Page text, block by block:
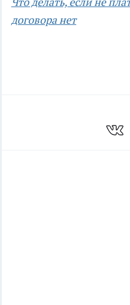
договора нет